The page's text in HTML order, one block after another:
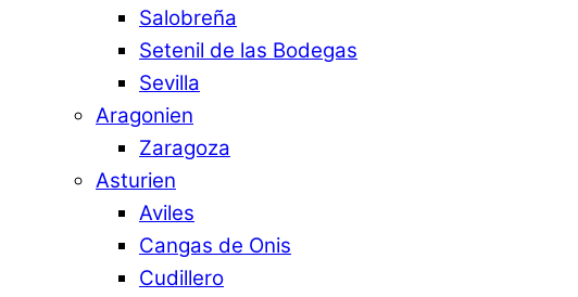
Salobreña
Setenil de las Bodegas
Sevilla
Aragonien
Zaragoza
Asturien
Aviles
Cangas de Onis
Cudillero